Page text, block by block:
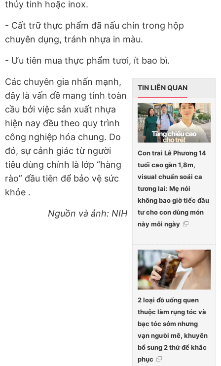
thủy tinh hoặc inox.
- Cất trữ thực phẩm đã nấu chín trong hộp
chuyên dụng, tránh nhựa in màu.
- Ưu tiên mua thực phẩm tươi, ít bao bì.
TIN LIÊN QUAN
Con trai Lê Phương 14
tuổi cao gần 1,8m,
visual chuẩn soái ca
tương lai: Mẹ nói
không bao giờ tiếc đầu
tư cho con dùng món
này mỗi ngày
2 loại đồ uống quen
thuộc làm rụng tóc và
bạc tóc sớm nhưng
vạn người mê, khuyên
bổ sung 2 thứ để khắc
phục
Các chuyên gia nhấn mạnh,
đây là vấn đề mang tính toàn
cầu bởi việc sản xuất nhựa
hiện nay đều theo quy trình
công nghiệp hóa chung. Do
đó, sự cảnh giác từ người
tiêu dùng chính là lớp “hàng
rào” đầu tiên để bảo vệ sức
khỏe .
Nguồn và ảnh: NIH